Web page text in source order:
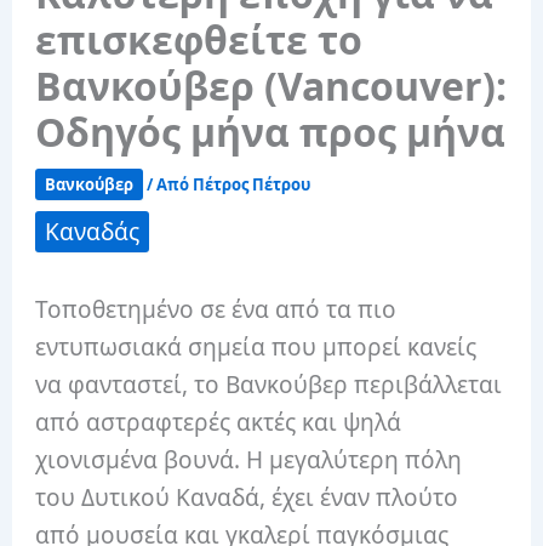
επισκεφθείτε το
Βανκούβερ (Vancouver):
Οδηγός μήνα προς μήνα
Βανκούβερ / Από Πέτρος Πέτρου
Καναδάς
Τοποθετημένο σε ένα από τα πιο
εντυπωσιακά σημεία που μπορεί κανείς
να φανταστεί, το Βανκούβερ περιβάλλεται
από αστραφτερές ακτές και ψηλά
χιονισμένα βουνά. Η μεγαλύτερη πόλη
του Δυτικού Καναδά, έχει έναν πλούτο
από μουσεία και γκαλερί παγκόσμιας